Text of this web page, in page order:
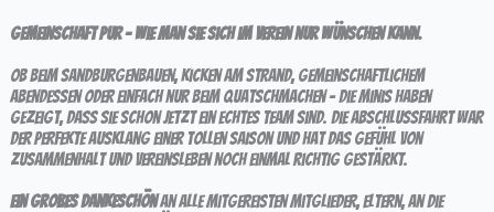
Gemeinschaft pur – wie man sie sich im Verein nur wünschen kann.
Ob beim Sandburgenbauen, Kicken am Strand, gemeinschaftlichem
Abendessen oder einfach nur beim Quatschmachen – die Minis haben
gezeigt, dass sie schon jetzt ein echtes Team sind. Die Abschlussfahrt war
der perfekte Ausklang einer tollen Saison und hat das Gefühl von
Zusammenhalt und Vereinsleben noch einmal richtig gestärkt.
Ein großes Dankeschönan alle mitgereisten Mitglieder, Eltern, an die